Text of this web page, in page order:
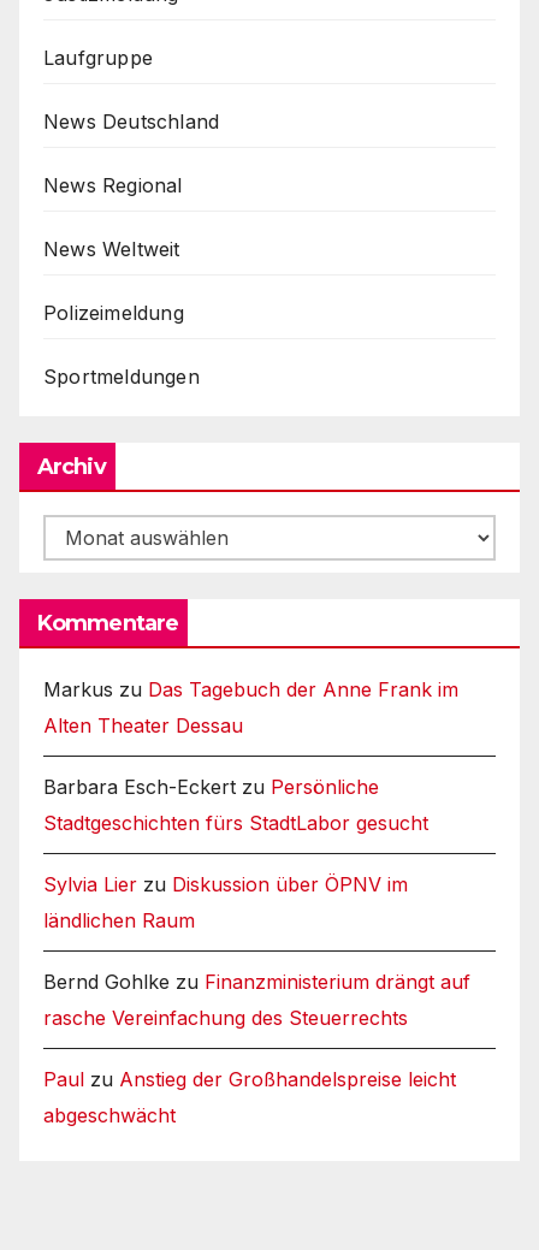
Laufgruppe
News Deutschland
News Regional
News Weltweit
Polizeimeldung
Sportmeldungen
Archiv
Archiv
Kommentare
Markus zu Das Tagebuch der Anne Frank im
Alten Theater Dessau
Barbara Esch-Eckert zu Persönliche
Stadtgeschichten fürs StadtLabor gesucht
Sylvia Lier zu Diskussion über ÖPNV im
ländlichen Raum
Bernd Gohlke zu Finanzministerium drängt auf
rasche Vereinfachung des Steuerrechts
Paul zu Anstieg der Großhandelspreise leicht
abgeschwächt